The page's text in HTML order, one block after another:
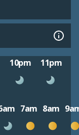
10pm 11pm
7am 8am